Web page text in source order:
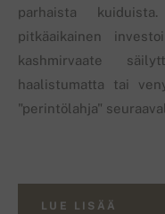
parhaista
pitkäaikainen
kashmirvaate
haalistumatta tai
"perintölahja"
LUE LISÄÄ